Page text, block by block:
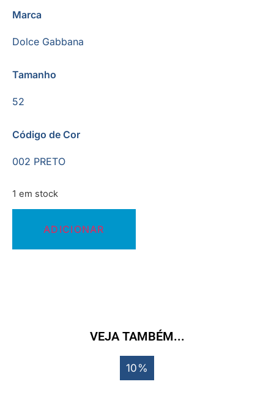
Marca
Dolce Gabbana
Tamanho
52
Código de Cor
002 PRETO
1 em stock
ADICIONAR
VEJA TAMBÉM...
10%